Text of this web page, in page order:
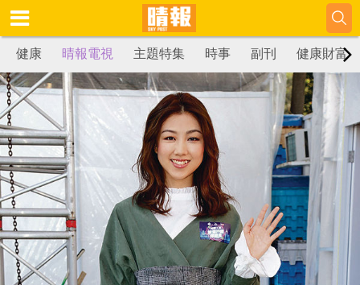
健康 晴報電視 主題特集 時事 副刊 健康財富